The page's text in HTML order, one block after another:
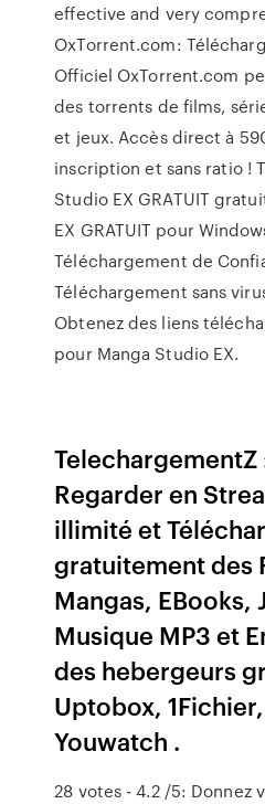
effective and very
OxTorrent.com:
Officiel OxTorrent.com
des torrents de films,
et jeux. Accès direct à
inscription et sans ratio !
Studio EX GRATUIT
EX GRATUIT pour
Téléchargement de
Téléchargement sans
Obtenez des liens
pour Manga Studio EX.
Regarder en
illimité et
gratuitement des
Mangas, EBooks,
Musique MP3 et
des hebergeurs
Uptobox,
Youwatch .
28 votes - 4.2 /5: Donnez